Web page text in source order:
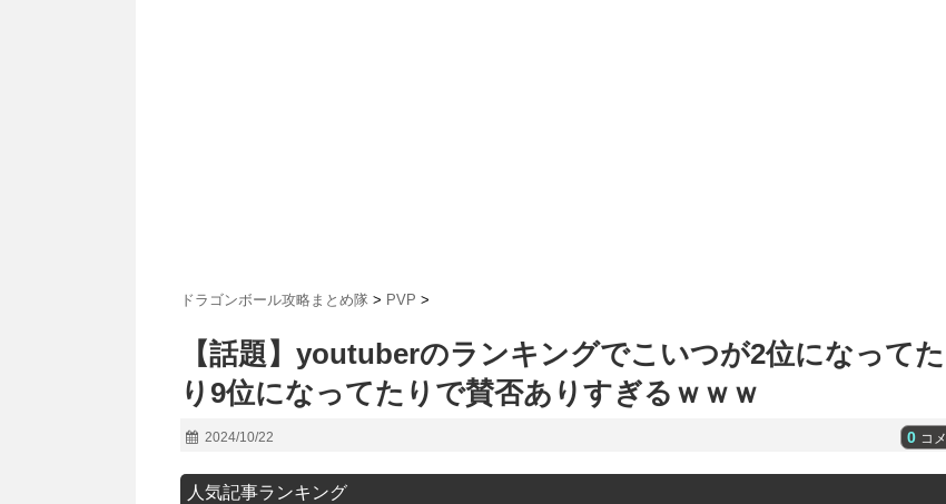
ドラゴンボール攻略まとめ隊 > PVP >
【話題】youtuberのランキングでこいつが2位になってた
り9位になってたりで賛否ありすぎるｗｗｗ
2024/10/22 0 コメ
人気記事ランキング